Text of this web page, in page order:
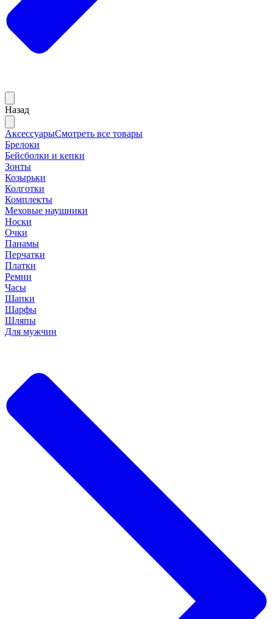
Назад
АксессуарыСмотреть все товары
Брелоки
Бейсболки и кепки
Зонты
Козырьки
Колготки
Комплекты
Меховые наушники
Носки
Очки
Панамы
Перчатки
Платки
Ремни
Часы
Шапки
Шарфы
Шляпы
Для мужчин